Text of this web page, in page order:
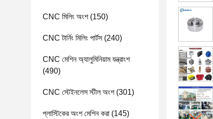
CNC মিলিং অংশ(150)
CNC টার্নিং মিলিং পার্টস(240)
CNC মেশিন অ্যালুমিনিয়াম যন্ত্রাংশ
(490)
CNC স্টেইনলেস স্টীল অংশ(301)
প্লাস্টিকের অংশ মেশিন করা (145)